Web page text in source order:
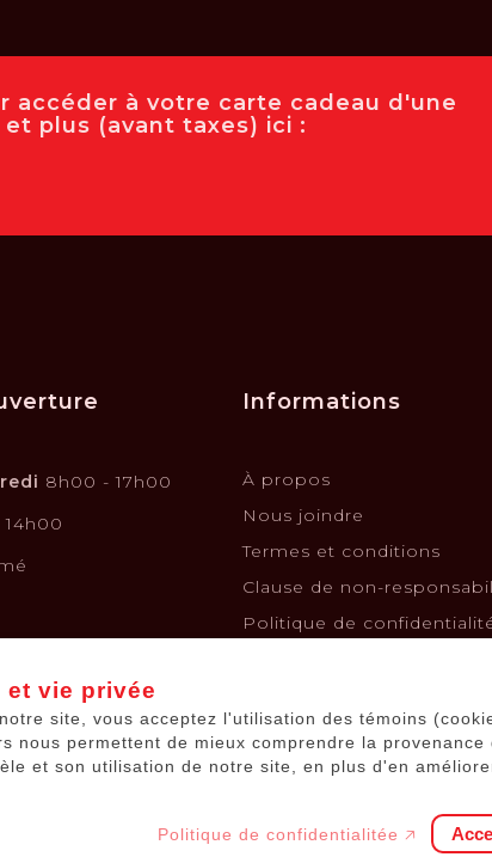
accéder à votre carte cadeau d'une
plus (avant taxes) ici :
8h00 - 17h00
Informations
À propos
Nous joindre
Termes et conditions
Clause de non-
Politique de
Kits solaires
Batteries de voiture
et vie privée
site, vous acceptez l'utilisation des témoins
nous permettent de mieux comprendre la provenance
et son utilisation de notre site, en plus d'en
Politique de confidentialitée 🡥